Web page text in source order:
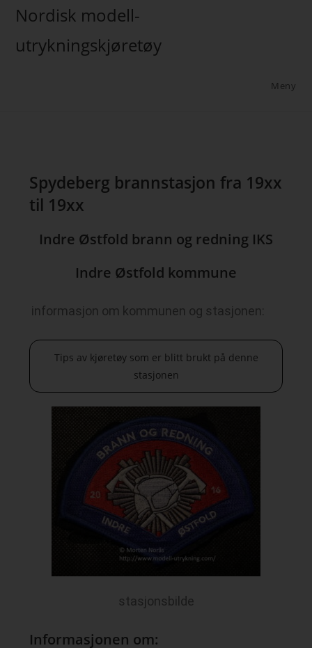
Nordisk modell-
utrykningskjøretøy
Meny
Spydeberg brannstasjon fra 19xx
til 19xx
Indre Østfold brann og redning IKS
Indre Østfold kommune
informasjon om kommunen og stasjonen:
Tips av kjøretøy som er blitt brukt på denne
stasjonen
stasjonsbilde
Informasjonen om: